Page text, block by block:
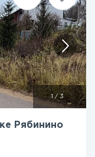
1 / 3
Рябинино